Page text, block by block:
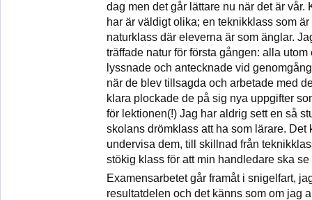
dag men det går lättare nu när det är
har är väldigt olika; en teknikklass som
naturklass där eleverna är som änglar.
träffade natur för första gången: alla
lyssnade och antecknade vid
när de blev tillsagda och arbetade med
klara plockade de på sig nya uppgifter
för lektionen(!) Jag har aldrig sett en så
skolans drömklass att ha som lärare. Det
undervisa dem, till skillnad från
stökig klass för att min handledare ska se
Examensarbetet går framåt i snigelfart,
resultatdelen och det känns som om jag